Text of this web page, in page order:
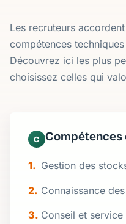
Les recruteurs
compétences
Découvrez ici les plus
choisissez celles qui
C Compétences
Gestion des
Connaissance
Conseil et service